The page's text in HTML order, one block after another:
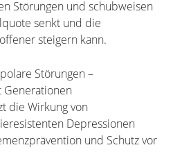
Störungen und schubweisen
senkt und die
steigern kann.
Störungen –
Generationen
die Wirkung von
Depressionen
und Schutz vor